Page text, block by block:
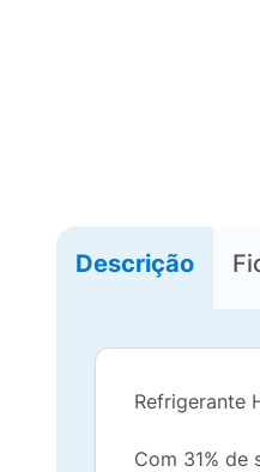
Descrição
Refrigerante
Com 31% de